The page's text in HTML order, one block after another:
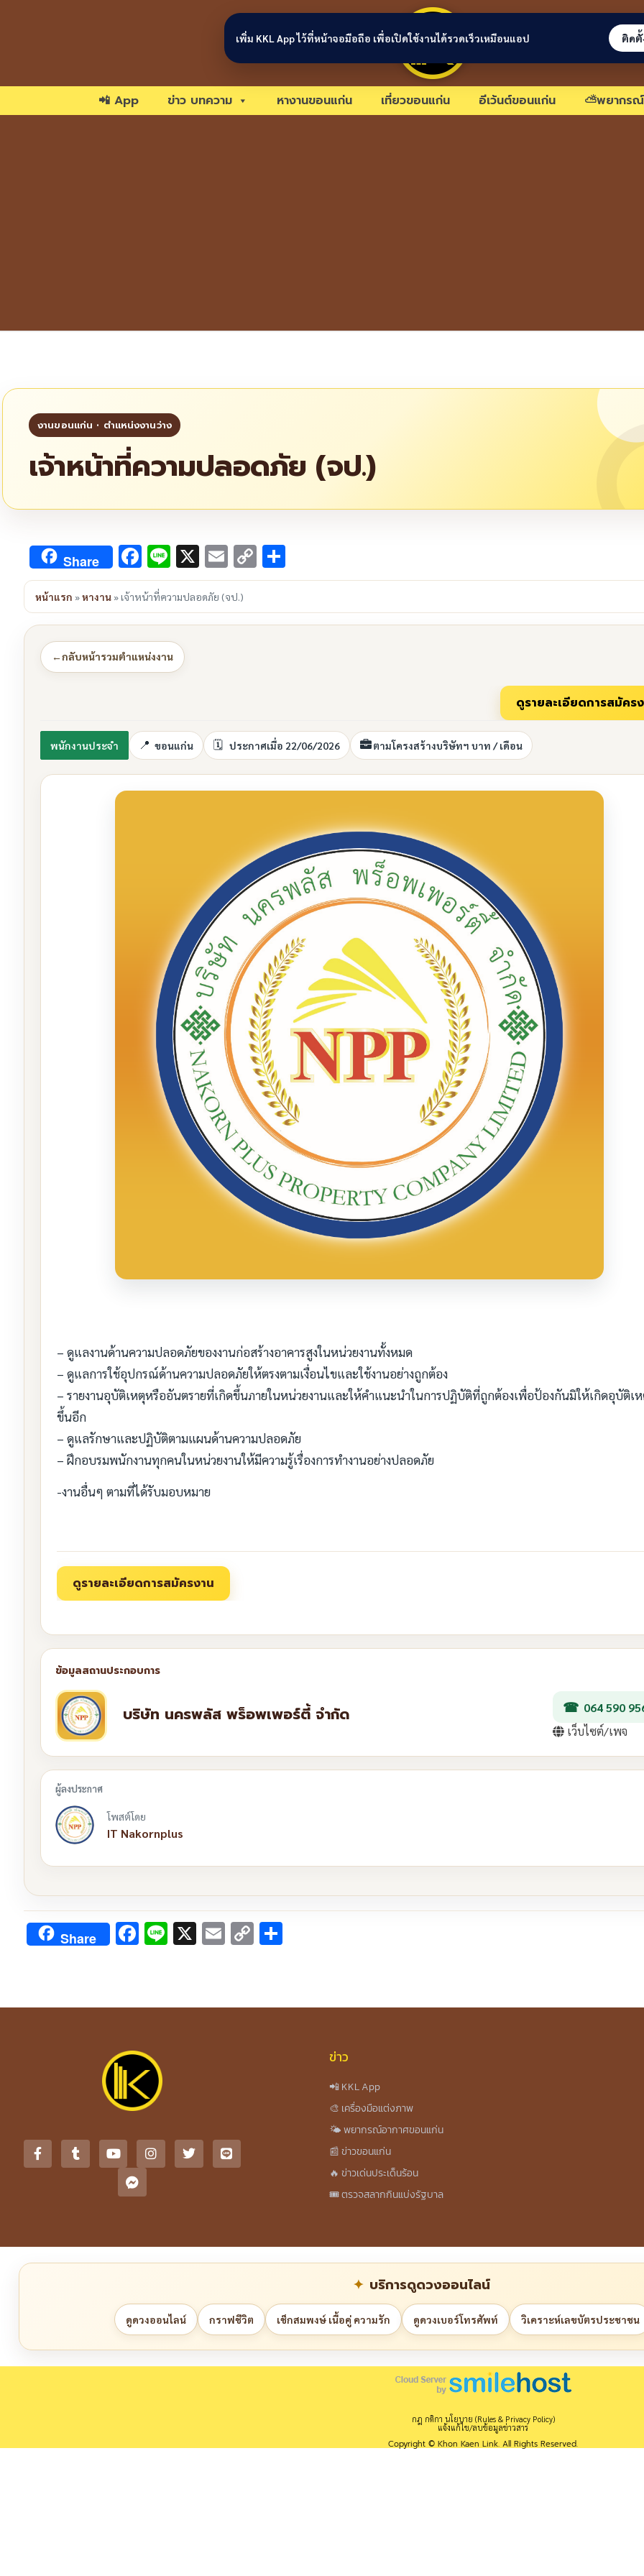
ขอนแก่นลิงก์
📲 App ข่าว บทความ หางานขอนแก่น เที่ยวขอนแก่น อีเว้นต์ขอนแก่น ⛅พยากร
เจ้าหน้าที่ความปลอดภัย (จป.)
Share Facebook
Line
X Email
Copy
Link
หน้าแรก »หางาน »เจ้าหน้าที่ความปลอดภัย (จป.)
←กลับหน้ารวมตำแหน่งงาน
พนักงานประจำ ขอนแก่น ประกาศเมื่อ 22/06/2026 ตามโครงสร้างบริษัทฯ บาท / เดือน
– ดูแลงานด้านความปลอดภัยของงานก่อสร้างอาคารสูงในหน่วยงานทั้งหมด
– ดูแลการใช้อุปกรณ์ด้านความปลอดภัยให้ตรงตามเงื่อนไขและใช้งานอย่างถูกต้อง
– รายงานอุบัติเหตุหรืออันตรายที่เกิดขึ้นภายในหน่วยงานและให้คำแนะนำในการปฏิบัติที่ถูกต้องเพื่อป้องกันมิให้เกิดอุบัติเ
ขึ้นอีก
– ดูแลรักษาและปฏิบัติตามแผนด้านความปลอดภัย
– ฝึกอบรมพนักงานทุกคนในหน่วยงานให้มีความรู้เรื่องการทำงานอย่างปลอดภัย
-งานอื่นๆ ตามที่ได้รับมอบหมาย
บริษัท นครพลัส พร็อพเพอร์ตี้ จำกัด
064 590
เว็บไซต์/เพจ
โพสต์โดย
IT Nakornplus
Share Facebook
Line
X Email
Copy
ข่าว
📲 KKL App
🎨 เครื่องมือแต่งภาพ
🌤️ พยากรณ์อากาศขอนแก่น
📰 ข่าวขอนแก่น
🔥 ข่าวเด่นประเด็นร้อน
🎟️ ตรวจสลากกินแบ่งรัฐบาล
บริการดูดวงออนไลน์
ดูดวงออนไลน์ กราฟชีวิต เช็กสมพงษ์ เนื้อคู่ ความรัก ดูดวงเบอร์โทรศัพท์ วิเคราะห์เลขบัตรประชาชน
กฎ กติกา นโยบาย (Rules & Privacy Policy)
แจ้งแก้ไข/ลบข้อมูลข่าวสาร
Copyright © Khon Kaen Link. All Rights Reserved.
เพิ่ม KKL App ไว้ที่หน้าจอมือถือ เพื่อเปิดใช้งานได้รวดเร็วเหมือนแอป ติดตั้